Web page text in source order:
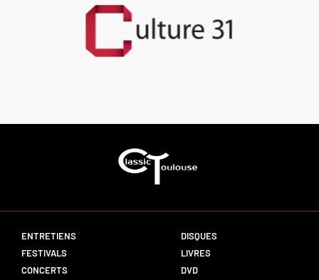
ENTRETIENS
FESTIVALS
CONCERTS
DISQUES
LIVRES
DVD